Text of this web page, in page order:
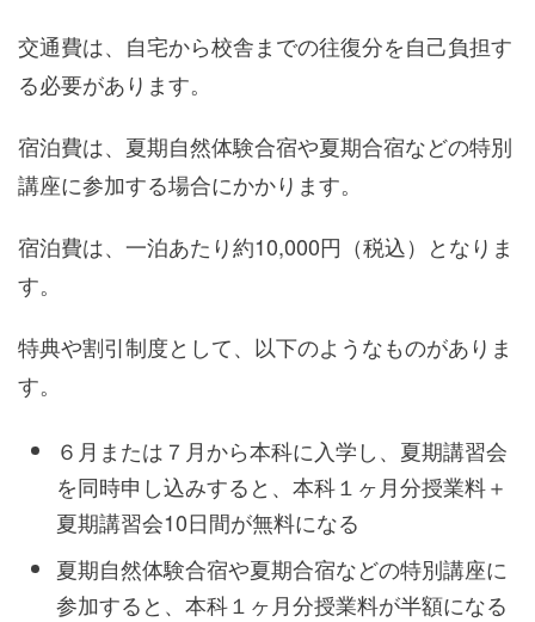
交通費は、自宅から校舎までの往復分を自己負担す
る必要があります。
宿泊費は、夏期自然体験合宿や夏期合宿などの特別
講座に参加する場合にかかります。
宿泊費は、一泊あたり約10,000円（税込）となりま
す。
特典や割引制度として、以下のようなものがありま
す。
６月または７月から本科に入学し、夏期講習会
を同時申し込みすると、本科１ヶ月分授業料＋
夏期講習会10日間が無料になる
夏期自然体験合宿や夏期合宿などの特別講座に
参加すると、本科１ヶ月分授業料が半額になる